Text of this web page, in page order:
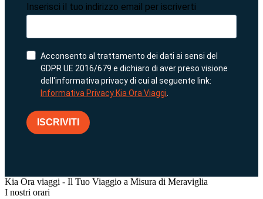
Inserisci il tuo indirizzo email per iscriverti
Acconsento al trattamento dei dati ai sensi del
GDPR UE 2016/679 e dichiaro di aver preso visione
dell'informativa privacy di cui al seguente link:
Informativa Privacy Kia Ora Viaggi
ISCRIVITI
Kia Ora viaggi - Il Tuo Viaggio a Misura di Meraviglia
I nostri orari